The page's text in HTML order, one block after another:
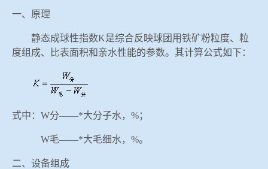
矿石、焦炭物理检测及制样设备
标准下载
企业荣誉
一、原理
静态成球性指数K是综合反映球团用铁矿粉粒度、粒
度组成、比表面积和亲水性能的参数。其计算公式如下：
式中： W分——*大分子水，%；
W毛——*大毛细水，%。
二、设备组成